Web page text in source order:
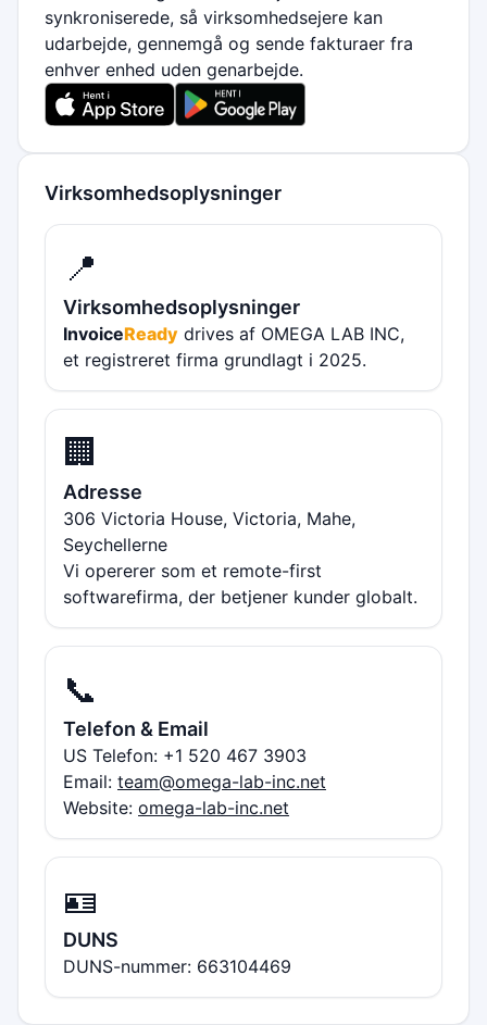
synkroniserede, så virksomhedsejere kan
udarbejde, gennemgå og sende fakturaer fra
enhver enhed uden genarbejde.
Virksomhedsoplysninger
📍
Virksomhedsoplysninger
InvoiceReady drives af OMEGA LAB INC,
et registreret firma grundlagt i 2025.
🏢
Adresse
306 Victoria House, Victoria, Mahe,
Seychellerne
Vi opererer som et remote-first
softwarefirma, der betjener kunder globalt.
📞
Telefon & Email
US Telefon: +1 520 467 3903
Email: team@omega-lab-inc.net
Website: omega-lab-inc.net
🪪
DUNS
DUNS-nummer: 663104469